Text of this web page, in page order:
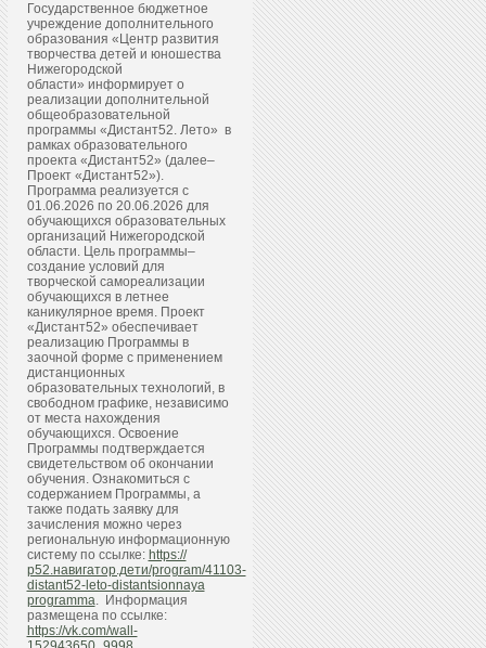
Государственное бюджетное
учреждение дополнительного
образования «Центр развития
творчества детей и юношества
Нижегородской
области» информирует о
реализации дополнительной
общеобразовательной
программы «Дистант52. Лето» в
рамках образовательного
проекта «Дистант52» (далее–
Проект «Дистант52»).
Программа реализуется с
01.06.2026 по 20.06.2026 для
обучающихся образовательных
организаций Нижегородской
области. Цель программы–
создание условий для
творческой самореализации
обучающихся в летнее
каникулярное время. Проект
«Дистант52» обеспечивает
реализацию Программы в
заочной форме с применением
дистанционных
образовательных технологий, в
свободном графике, независимо
от места нахождения
обучающихся. Освоение
Программы подтверждается
свидетельством об окончании
обучения. Ознакомиться с
содержанием Программы, а
также подать заявку для
зачисления можно через
региональную информационную
систему по ссылке: https://
р52.навигатор.дети/program/41103-
distant52-leto-distantsionnaya
programma. Информация
размещена по ссылке:
https://vk.com/wall-